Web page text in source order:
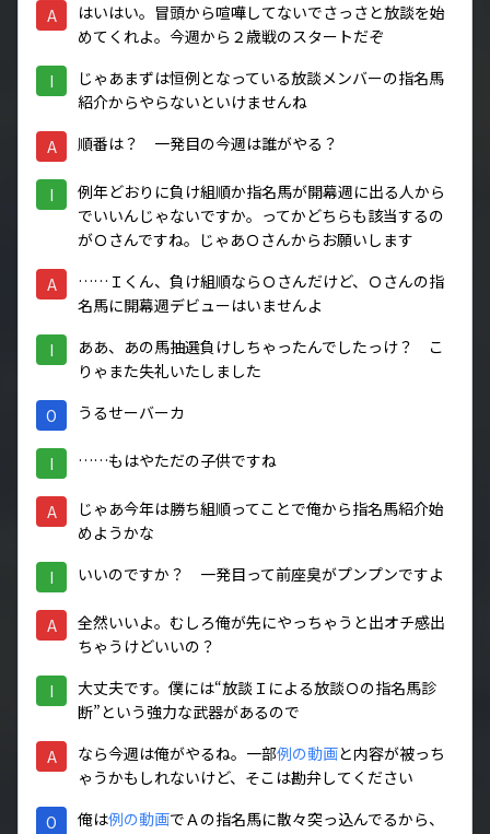
A
はいはい。冒頭から喧嘩してないでさっさと放談を始
めてくれよ。今週から２歳戦のスタートだぞ
I
じゃあまずは恒例となっている放談メンバーの指名馬
紹介からやらないといけませんね
A 順番は？ 一発目の今週は誰がやる？
I
例年どおりに負け組順か指名馬が開幕週に出る人から
でいいんじゃないですか。ってかどちらも該当するの
がＯさんですね。じゃあＯさんからお願いします
A
……Ｉくん、負け組順ならＯさんだけど、Ｏさんの指
名馬に開幕週デビューはいませんよ
I
ああ、あの馬抽選負けしちゃったんでしたっけ？ こ
りゃまた失礼いたしました
O うるせーバーカ
I ……もはやただの子供ですね
A
じゃあ今年は勝ち組順ってことで俺から指名馬紹介始
めようかな
I いいのですか？ 一発目って前座臭がプンプンですよ
A
全然いいよ。むしろ俺が先にやっちゃうと出オチ感出
ちゃうけどいいの？
I
大丈夫です。僕には“放談Ｉによる放談Ｏの指名馬診
断”という強力な武器があるので
A なら今週は俺がやるね。一部例の動画と内容が被っち
ゃうかもしれないけど、そこは勘弁してください
O 俺は例の動画でＡの指名馬に散々突っ込んでるから、